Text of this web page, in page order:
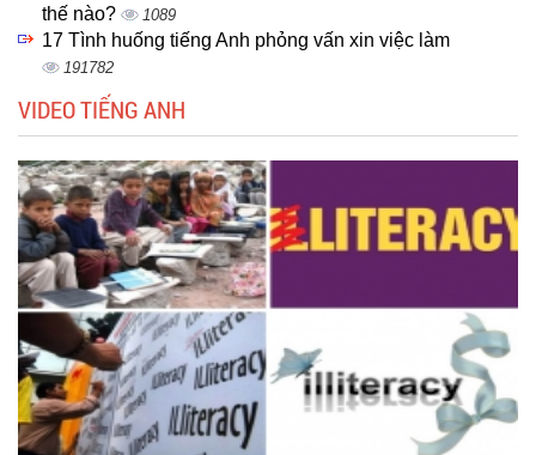
thế nào?
1089
17 Tình huống tiếng Anh phỏng vấn xin việc làm
191782
VIDEO TIẾNG ANH